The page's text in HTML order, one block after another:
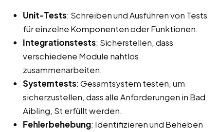
Unit-Tests: Schreiben und Ausführen von Tests
für einzelne Komponenten oder Funktionen.
Integrationstests: Sicherstellen, dass
verschiedene Module nahtlos
zusammenarbeiten.
Systemtests: Gesamtsystem testen, um
sicherzustellen, dass alle Anforderungen in Bad
Aibling, St erfüllt werden.
Fehlerbehebung: Identifizieren und Beheben